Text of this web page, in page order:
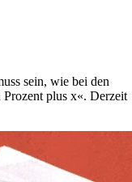
sein, wie bei den
Prozent plus x«. Derzeit